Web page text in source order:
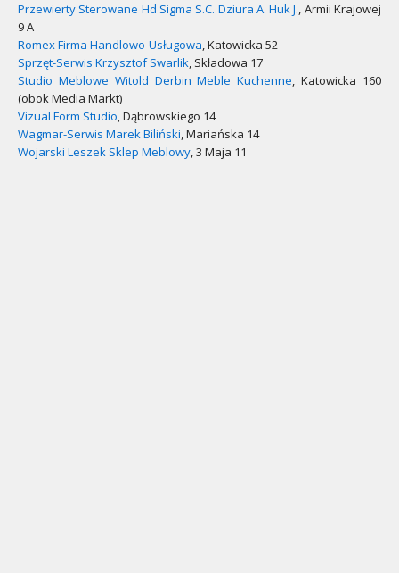
Przewierty Sterowane Hd Sigma S.C. Dziura A. Huk J., Armii Krajowej
9 A
Romex Firma Handlowo-Usługowa, Katowicka 52
Sprzęt-Serwis Krzysztof Swarlik, Składowa 17
Studio Meblowe Witold Derbin Meble Kuchenne, Katowicka 160
(obok Media Markt)
Vizual Form Studio, Dąbrowskiego 14
Wagmar-Serwis Marek Biliński, Mariańska 14
Wojarski Leszek Sklep Meblowy, 3 Maja 11